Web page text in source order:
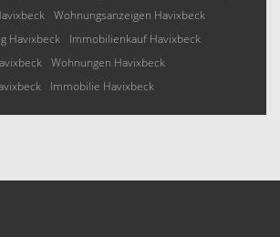
Wohnungsanzeigen Havixbeck
Havixbeck
Immobilienkauf Havixbeck
Wohnungen Havixbeck
Immobilie Havixbeck